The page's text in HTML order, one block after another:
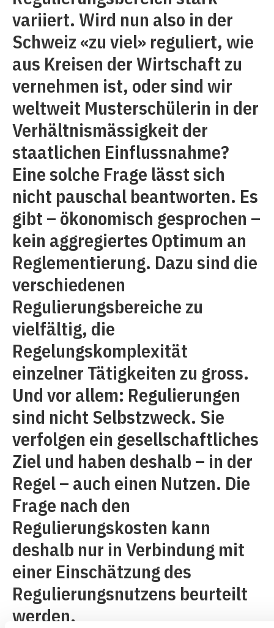
variiert. Wird nun also in der
Schweiz «zu viel» reguliert, wie
aus Kreisen der Wirtschaft zu
vernehmen ist, oder sind wir
weltweit Musterschülerin in der
Verhältnismässigkeit der
staatlichen Einflussnahme?
Eine solche Frage lässt sich
nicht pauschal beantworten. Es
gibt – ökonomisch gesprochen –
kein aggregiertes Optimum an
Reglementierung. Dazu sind die
verschiedenen
Regulierungsbereiche zu
vielfältig, die
Regelungskomplexität
einzelner Tätigkeiten zu gross.
Und vor allem: Regulierungen
sind nicht Selbstzweck. Sie
verfolgen ein gesellschaftliches
Ziel und haben deshalb – in der
Regel – auch einen Nutzen. Die
Frage nach den
Regulierungskosten kann
deshalb nur in Verbindung mit
einer Einschätzung des
Regulierungsnutzens be­urteilt
werden.